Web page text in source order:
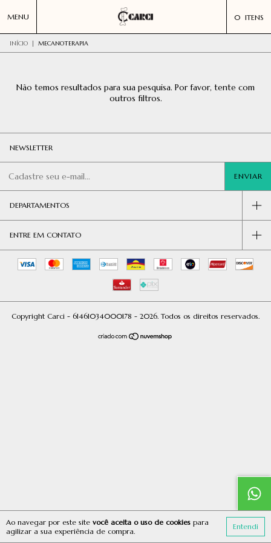
MENU 0 ITENS
Ao navegar por este site você aceita o uso de cookies para
agilizar a sua experiência de compra.
Entendi
INÍCIO | MECANOTERAPIA
Não temos resultados para sua pesquisa. Por favor, tente com
outros filtros.
NEWSLETTER
DEPARTAMENTOS
ENTRE EM CONTATO
Copyright Carci - 61461034000178 - 2026. Todos os direitos reservados.